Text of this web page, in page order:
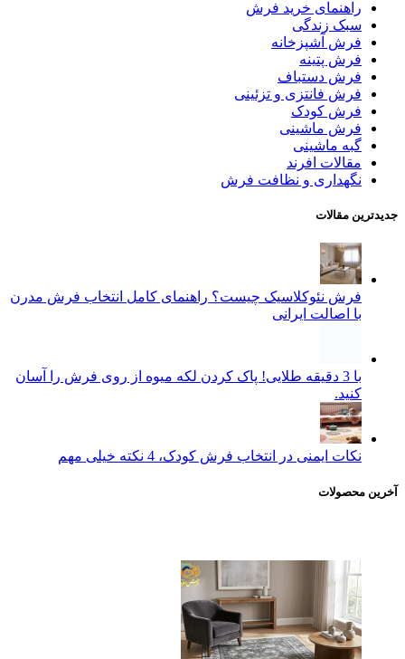
راهنمای خرید فرش
سبک زندگی
فرش آشپزخانه
فرش پتینه
فرش دستباف
فرش فانتزی و تزئینی
فرش کودک
فرش ماشینی
گبه ماشینی
مقالات افرند
نگهداری و نظافت فرش
جدیدترین مقالات
فرش نئوکلاسیک چیست؟ راهنمای کامل انتخاب فرش مدرن
با اصالت ایرانی
با 3 دقیقه طلایی! پاک کردن لکه میوه از روی فرش را آسان
کنید.
نکات ایمنی در انتخاب فرش کودک، 4 نکته خیلی مهم
آخرین محصولات